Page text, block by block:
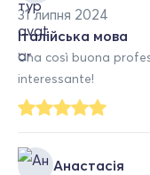
31 липня 2024
Італійська мова
Una così buona
interessante!
Анастасія